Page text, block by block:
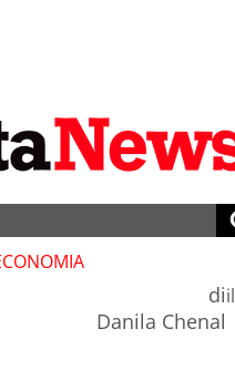
di
Danila Chenal
il